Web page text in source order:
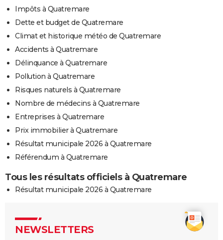
Impôts à Quatremare
Dette et budget de Quatremare
Climat et historique météo de Quatremare
Accidents à Quatremare
Délinquance à Quatremare
Pollution à Quatremare
Risques naturels à Quatremare
Nombre de médecins à Quatremare
Entreprises à Quatremare
Prix immobilier à Quatremare
Résultat municipale 2026 à Quatremare
Référendum à Quatremare
Tous les résultats officiels à Quatremare
Résultat municipale 2026 à Quatremare
NEWSLETTERS